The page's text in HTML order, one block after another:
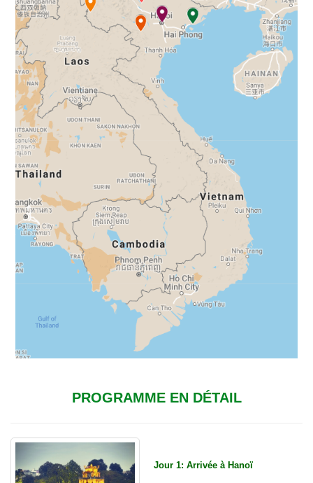
PROGRAMME EN DÉTAIL
Jour 1: Arrivée à Hanoï